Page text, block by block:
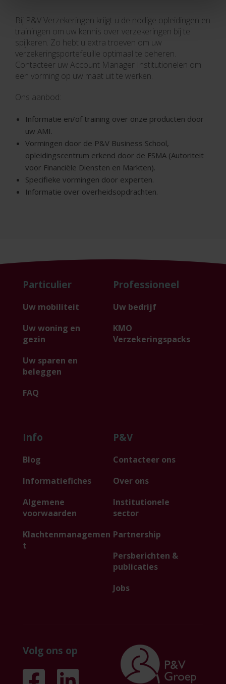
Bij P&V Verzekeringen krijgt u de nodige opleidingen en
trainingen om uw kennis over verzekeringen bij te
spijkeren. Zo hebt u extra troeven om uw
verzekeringsportefeuille optimaal te beheren.
Contacteer uw Account Manager Institutionelen om
een vorming op uw maat uit te werken.
Ons aanbod:
Informatie en/of training over onze producten door
uw AMI.
Vormingen door de P&V Business School,
opleidingscentrum erkend door de FSMA (Autoriteit
voor Financiële Diensten en Markten).
Specifieke vormingen door experten.
Informatie over overheidsopdrachten.
Particulier
Uw mobiliteit
Uw woning en
gezin
Uw sparen en
beleggen
FAQ
Professioneel
Uw bedrijf
KMO
Verzekeringspacks
Info
Blog
Informatiefiches
Algemene
voorwaarden
Klachtenmanagemen
t
P&V
Contacteer ons
Over ons
Institutionele
sector
Partnership
Persberichten &
publicaties
Jobs
Volg ons op